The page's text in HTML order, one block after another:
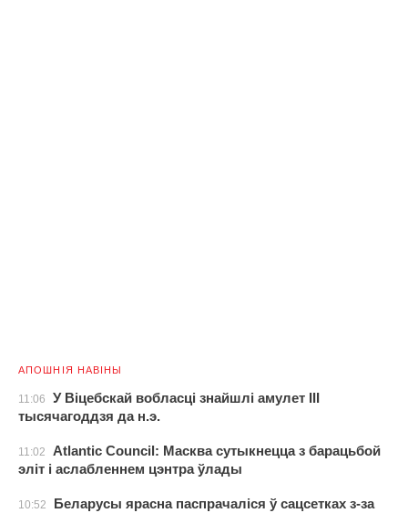
АПОШНІЯ НАВІНЫ
11:06
У Віцебскай вобласці знайшлі амулет III
тысячагоддзя да н.э.
11:02
Atlantic Council: Масква сутыкнецца з барацьбой
эліт і аслабленнем цэнтра ўлады
10:52
Беларусы ярасна паспрачаліся ў сацсетках з-за